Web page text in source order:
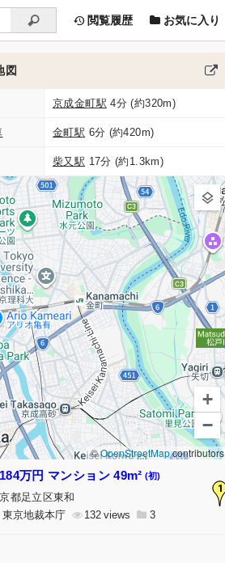
閲覧履歴 お気に入り
図
京成金町駅 4分 (約320m)
金町駅 6分 (約420m)
柴又駅 17分 (約1.3km)
+
−
©OpenStreetMapcontributors
1
万円 マンション 49m² (初)
都足立区東和
東京地裁本庁
132 3